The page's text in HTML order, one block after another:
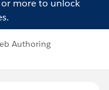
more to unlock
Authoring